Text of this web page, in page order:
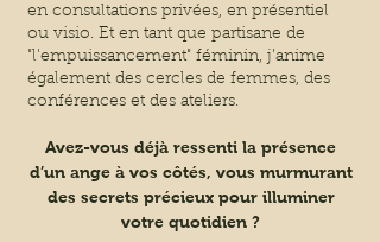
en consultations privées, en présentiel
ou visio. Et en tant que partisane de
"l'empuissancement" féminin, j’anime
également des cercles de femmes, des
conférences et des ateliers.
Avez-vous déjà ressenti la présence
d’un ange à vos côtés, vous murmurant
des secrets précieux pour illuminer
votre quotidien ?